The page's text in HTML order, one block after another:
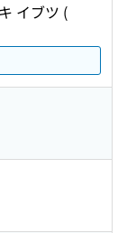
イブツ (